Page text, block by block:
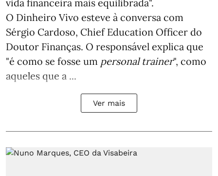
vida financeira mais equilibrada".
O Dinheiro Vivo esteve à conversa com
Sérgio Cardoso, Chief Education Officer do
Doutor Finanças. O responsável explica que
"é como se fosse um personal trainer", como
aqueles que a ...
Ver mais